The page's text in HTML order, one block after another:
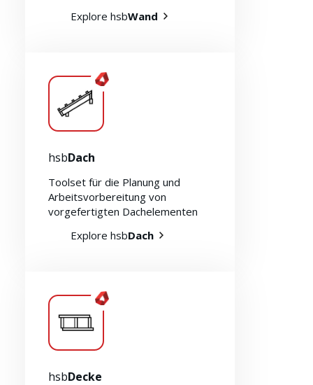
Ressourcen
Explore hsbWand
hsbDach
Toolset für die Planung und
Arbeitsvorbereitung von
vorgefertigten Dachelementen
Explore hsbDach
hsbDecke